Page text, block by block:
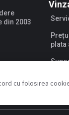
din 2003
plata
cu folosirea